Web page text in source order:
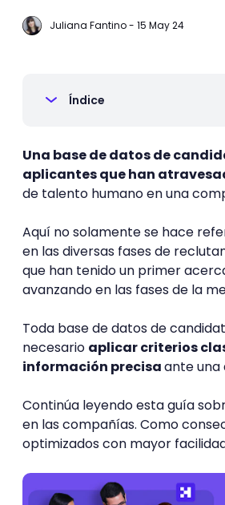
Juliana Fantino- 15 May 24
Índice
Una base de datos de
aplicantes que han
de talento humano en una
Aquí no solamente se hace
en las diversas fases de
que han tenido un primer
avanzando en las fases de la
Toda base de datos de
necesario aplicar criterios
información precisaante una
Continúa leyendo esta guía
en las compañías. Como
optimizados con mayor